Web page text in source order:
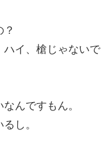
ハイ、槍じゃないで
んですもん。
るし。